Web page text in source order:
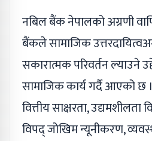
नबिल बैंक नेपालको अग्रणी
बैंकले सामाजिक
सकारात्मक परिवर्तन ल्याउने
सामाजिक कार्य गर्दै आएको
वित्तीय साक्षरता, उद्यमशीलता
विपद् जोखिम न्यूनीकरण,